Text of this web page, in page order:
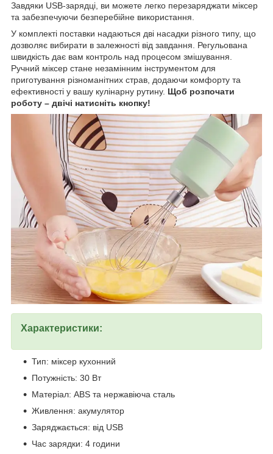
Завдяки USB-зарядці, ви можете легко перезаряджати міксер
та забезпечуючи безперебійне використання.
У комплекті поставки надаються дві насадки різного типу, що
дозволяє вибирати в залежності від завдання. Регульована
швидкість дає вам контроль над процесом змішування.
Ручний міксер стане незамінним інструментом для
приготування різноманітних страв, додаючи комфорту та
ефективності у вашу кулінарну рутину. Щоб розпочати
роботу – двічі натисніть кнопку!
Характеристики:
Тип: міксер кухонний
Потужність: 30 Вт
Матеріал: ABS та нержавіюча сталь
Живлення: акумулятор
Заряджається: від USB
Час зарядки: 4 години